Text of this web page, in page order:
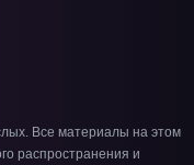
Все материалы на этом
распространения и